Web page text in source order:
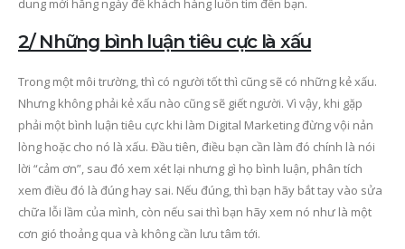
dung mới hằng ngày để khách hàng luôn tìm đến bạn.
2/ Những bình luận tiêu cực là xấu
Trong một môi trường, thì có người tốt thì cũng sẽ có những kẻ xấu.
Nhưng không phải kẻ xấu nào cũng sẽ giết người. Vì vậy, khi gặp
phải một bình luận tiêu cực khi làm Digital Marketing đừng vội nản
lòng hoặc cho nó là xấu. Đầu tiên, điều bạn cần làm đó chính là nói
lời “cảm ơn”, sau đó xem xét lại nhưng gì họ bình luận, phân tích
xem điều đó là đúng hay sai. Nếu đúng, thì bạn hãy bắt tay vào sửa
chữa lỗi lầm của mình, còn nếu sai thì bạn hãy xem nó như là một
cơn gió thoảng qua và không cần lưu tâm tới.